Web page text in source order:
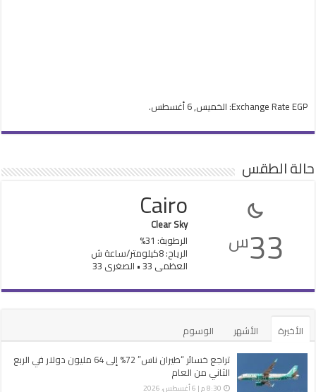
Exchange Rate EGP : الخميس, 6 أغسطس.
حالة الطقس
33س
Cairo
Clear Sky
الرطوبة: 31%
الرياح: 8كيلومتر/ساعة ش
العظمى 33 • الصغرى 33
الأخيرة الأشهر
الوسوم
تراجع خسائر “طيران ناس” 72% إلى 64 مليون دولار في الربع
الثاني من العام
8:30 م | 6 أغسطس، 2026